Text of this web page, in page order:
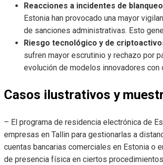
Reacciones a incidentes de
Estonia han provocado una mayor
de sanciones administrativas. Esto
Riesgo tecnológico y de
sufren mayor escrutinio y rechazo por
evolución de modelos innovadores con
Casos ilustrativos y
– El programa de residencia electrónica de
empresas en Tallin para gestionarlas a
cuentas bancarias comerciales en Estonia o
de presencia física en ciertos